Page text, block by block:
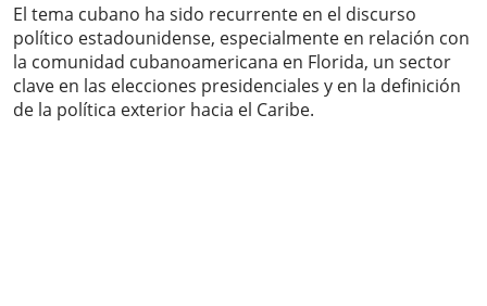
El tema cubano ha sido recurrente en el discurso
político estadounidense, especialmente en relación con
la comunidad cubanoamericana en Florida, un sector
clave en las elecciones presidenciales y en la definición
de la política exterior hacia el Caribe.